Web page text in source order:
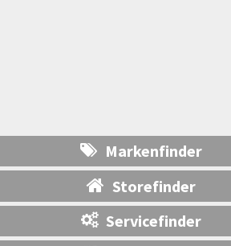
Markenfinder
Storefinder
Servicefinder